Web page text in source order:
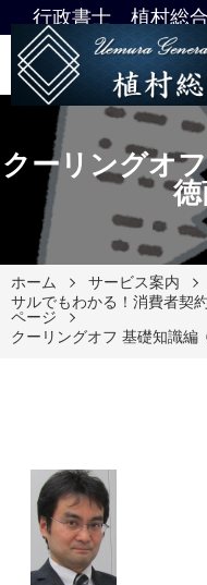
行政書士 植村総
クーリングオ
ホーム サービス案内
サルでもわかる！消費者契
ページ
クーリングオフ 基礎知識編